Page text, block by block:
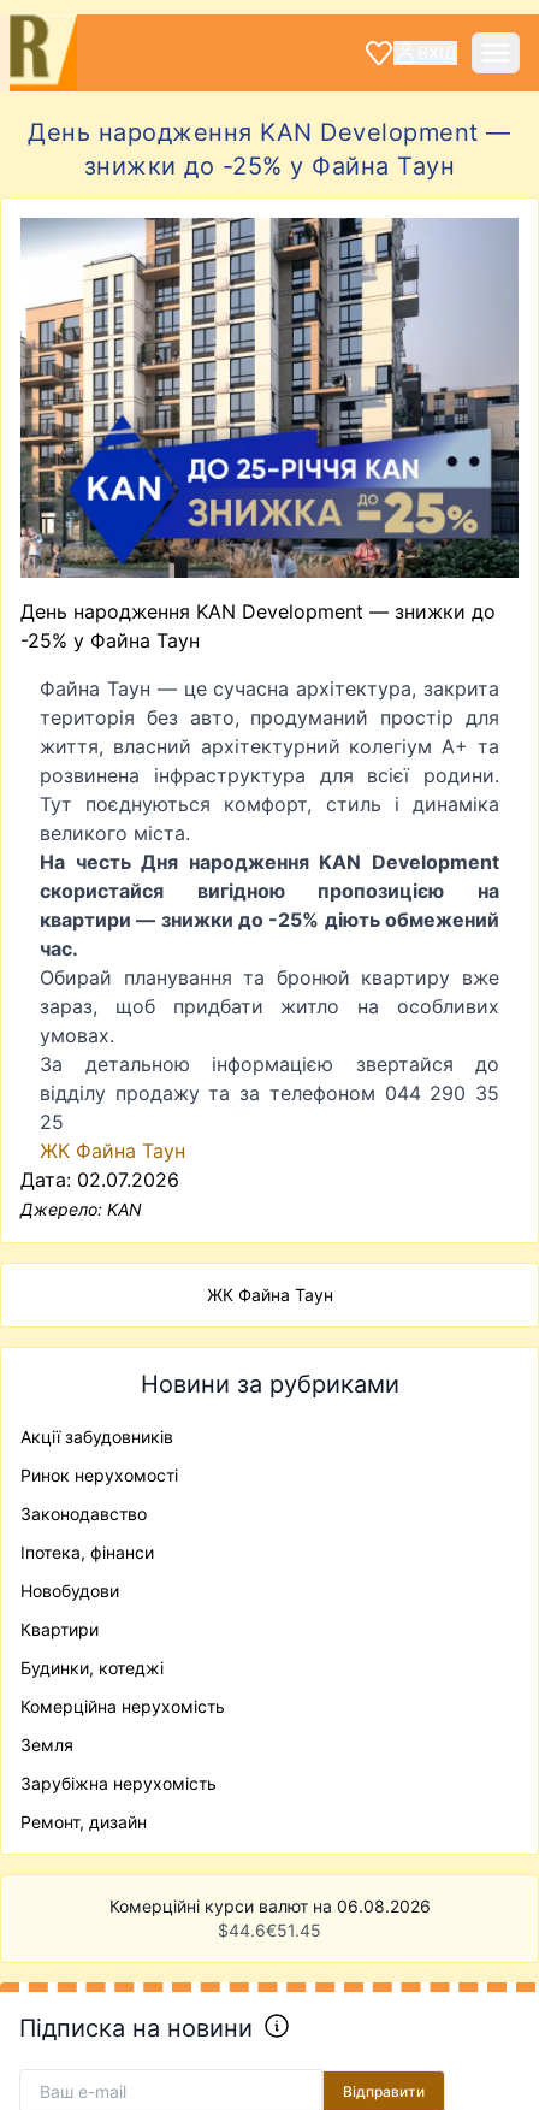
День народження KAN Development —
знижки до -25% у Файна Таун
День народження KAN Development — знижки до
-25% у Файна Таун
Файна Таун — це сучасна архітектура, закрита
територія без авто, продуманий простір для
життя, власний архітектурний колегіум A+ та
розвинена інфраструктура для всієї родини.
Тут поєднуються комфорт, стиль і динаміка
великого міста.
На честь Дня народження KAN Development
скористайся вигідною пропозицією на
квартири — знижки до -25% діють обмежений
час.
Обирай планування та бронюй квартиру вже
зараз, щоб придбати житло на особливих
умовах.
За детальною інформацією звертайся до
відділу продажу та за телефоном 044 290 35
25
ЖК Файна Таун
Дата: 02.07.2026
Джерело: KAN
ЖК Файна Таун
Новини за рубриками
Акції забудовників
Ринок нерухомості
Законодавство
Іпотека, фінанси
Новобудови
Квартири
Будинки, котеджі
Комерційна нерухомість
Земля
Зарубіжна нерухомість
Ремонт, дизайн
Комерційні курси валют на 06.08.2026
$44.6€51.45
Підписка на новини
Відправити